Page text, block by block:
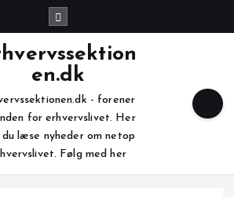
en.dk
- forener
for erhvervslivet. Her
du læse nyheder om netop
Følg med her